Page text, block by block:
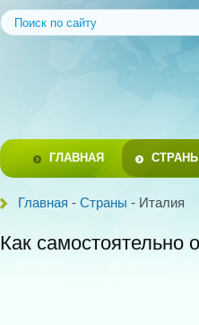
ГЛАВНАЯ СТРАНЫ
Главная - Страны - Италия
Как